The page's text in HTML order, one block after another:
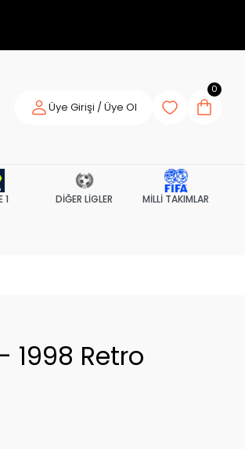
Üye Girişi / Üye Ol
0
1 DİĞER LİGLER MİLLİ TAKIMLAR
1998 Retro